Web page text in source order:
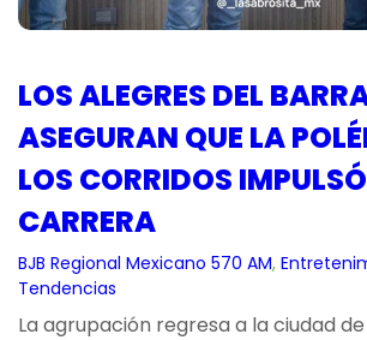
LOS ALEGRES DEL
ASEGURAN QUE LA
LOS CORRIDOS
CARRERA
BJB Regional Mexicano 570 AM,
Tendencias
La agrupación regresa a la ciudad